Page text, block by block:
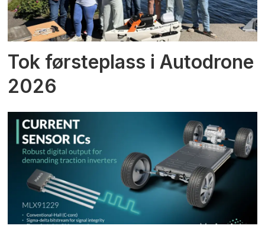
Tok førsteplass i Autodrone
2026